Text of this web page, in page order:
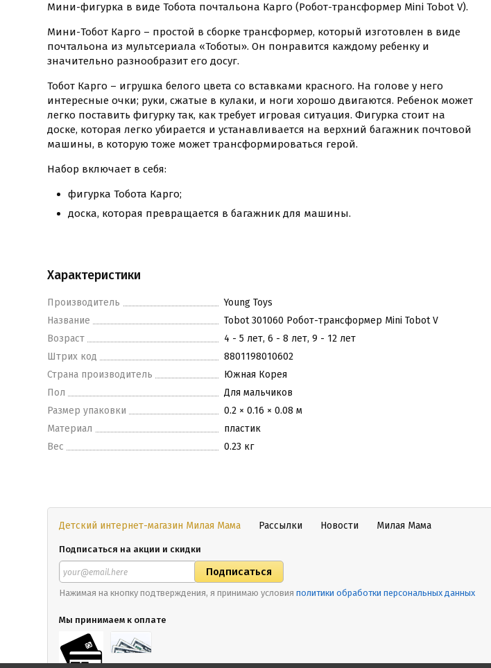
Мини-фигурка в виде Тобота почтальона Карго (Робот-трансформер Mini Tobot V).
Мини-Тобот Карго – простой в сборке трансформер, который изготовлен в виде
почтальона из мультсериала «Тоботы». Он понравится каждому ребенку и
значительно разнообразит его досуг.
Тобот Карго – игрушка белого цвета со вставками красного. На голове у него
интересные очки; руки, сжатые в кулаки, и ноги хорошо двигаются. Ребенок может
легко поставить фигурку так, как требует игровая ситуация. Фигурка стоит на
доске, которая легко убирается и устанавливается на верхний багажник почтовой
машины, в которую тоже может трансформироваться герой.
Набор включает в себя:
фигурка Тобота Карго;
доска, которая превращается в багажник для машины.
Характеристики
Производитель
Young Toys
Название
Tobot 301060 Робот-трансформер Mini Tobot V
Возраст
4 - 5 лет, 6 - 8 лет, 9 - 12 лет
Штрих код
8801198010602
Страна производитель
Южная Корея
Пол
Для мальчиков
Размер упаковки
0.2 × 0.16 × 0.08 м
Материал
пластик
Вес
0.23 кг
Детский интернет-магазин Милая Мама Рассылки Новости Милая Мама
Подписаться на акции и скидки
Нажимая на кнопку подтверждения, я принимаю условия политики обработки персональных данных
Мы принимаем к оплате